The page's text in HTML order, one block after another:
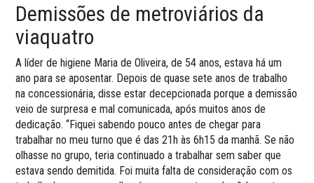
Demissões de metroviários da
viaquatro
A líder de higiene Maria de Oliveira, de 54 anos, estava há um
ano para se aposentar. Depois de quase sete anos de trabalho
na concessionária, disse estar decepcionada porque a demissão
veio de surpresa e mal comunicada, após muitos anos de
dedicação. “Fiquei sabendo pouco antes de chegar para
trabalhar no meu turno que é das 21h às 6h15 da manhã. Se não
olhasse no grupo, teria continuado a trabalhar sem saber que
estava sendo demitida. Foi muita falta de consideração com os